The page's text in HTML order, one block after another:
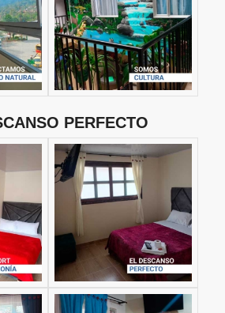
PERFECTO